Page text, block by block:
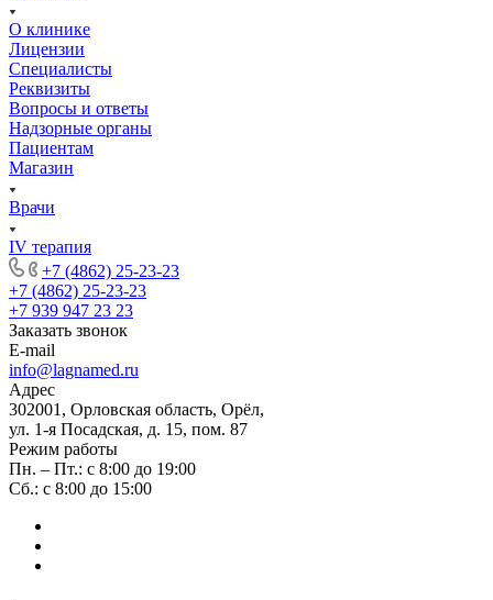
О клинике
Лицензии
Специалисты
Реквизиты
Вопросы и ответы
Надзорные органы
Пациентам
Магазин
Врачи
IV терапия
+7 (4862) 25-23-23
+7 (4862) 25-23-23
+7 939 947 23 23
Заказать звонок
E-mail
info@lagnamed.ru
Адрес
302001, Орловская область, Орёл,
ул. 1-я Посадская, д. 15, пом. 87
Режим работы
Пн. – Пт.: с 8:00 до 19:00
Сб.: с 8:00 до 15:00